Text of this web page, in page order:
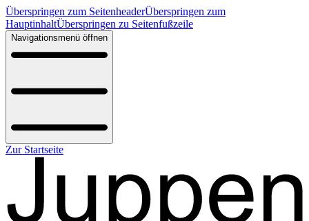
Überspringen zum SeitenheaderÜberspringen zum
HauptinhaltÜberspringen zu Seitenfußzeile
Navigationsmenü öffnen
Zur Startseite